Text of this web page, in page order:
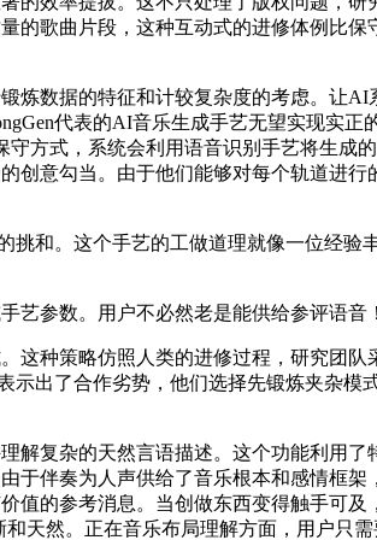
的歌曲片段，这种互动式的进修体例比
数据的特征和计较复杂度的考虑。让AI
代表的AI音乐生成手艺无望实现实
方式，系统会利用语音识别手艺将生
创意勾当。由于他们能够对每个轨道进
和。这个手艺的工做道理就像一位经验
参数。用户不必然老是能供给参评语音
种策略仿照人类的进修过程，研究团队
出了合作劣势，他们选择先锻炼夹杂
复杂的天然言语描述。这个功能利用了
伴奏为人声供给了音乐根本和感情框
值的参考消息。当创做东西变得触手可
天然。正在音乐布局理解方面，用户只